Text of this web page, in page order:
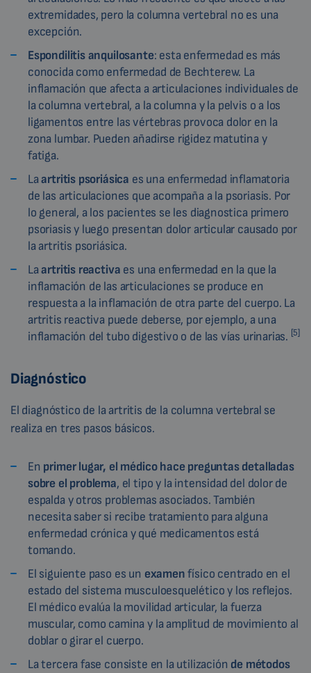
extremidades, pero la columna vertebral no es una
excepción.
Espondilitis anquilosante: esta enfermedad es más
conocida como enfermedad de Bechterew. La
inflamación que afecta a articulaciones individuales de
la columna vertebral, a la columna y la pelvis o a los
ligamentos entre las vértebras provoca dolor en la
zona lumbar. Pueden añadirse rigidez matutina y
fatiga.
Laartritis psoriásica es una enfermedad inflamatoria
de las articulaciones que acompaña a la psoriasis. Por
lo general, a los pacientes se les diagnostica primero
psoriasis y luego presentan dolor articular causado por
la artritis psoriásica.
Laartritis reactiva es una enfermedad en la que la
inflamación de las articulaciones se produce en
respuesta a la inflamación de otra parte del cuerpo. La
artritis reactiva puede deberse, por ejemplo, a una
inflamación del tubo digestivo o de las vías urinarias. [5]
Diagnóstico
El diagnóstico de la artritis de la columna vertebral se
realiza en tres pasos básicos.
En primer lugar, el médico hace preguntas detalladas
sobre el problema, el tipo y la intensidad del dolor de
espalda y otros problemas asociados. También
necesita saber si recibe tratamiento para alguna
enfermedad crónica y qué medicamentos está
tomando.
El siguiente paso es un examenfísico centrado en el
estado del sistema musculoesquelético y los reflejos.
El médico evalúa la movilidad articular, la fuerza
muscular, como camina y la amplitud de movimiento al
doblar o girar el cuerpo.
La tercera fase consiste en la utilización de métodos